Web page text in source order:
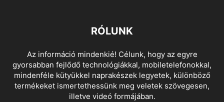
RÓLUNK
Az információ mindenkié! Célunk, hogy az egyre
gyorsabban fejlődő technológiákkal, mobiletelefonokkal,
mindenféle kütyükkel naprakészek legyetek, különböző
termékeket ismertethessünk meg veletek szövegesen,
illetve videó formájában.